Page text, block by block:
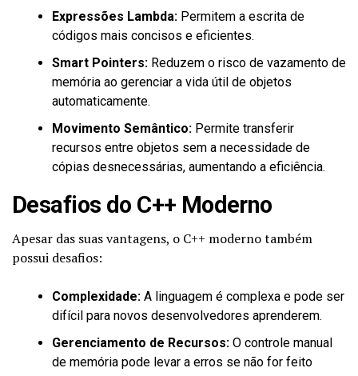
Expressões Lambda: Permitem a escrita de
códigos mais concisos e eficientes.
Smart Pointers: Reduzem o risco de vazamento de
memória ao gerenciar a vida útil de objetos
automaticamente.
Movimento Semântico: Permite transferir
recursos entre objetos sem a necessidade de
cópias desnecessárias, aumentando a eficiência.
Desafios do C++ Moderno
Apesar das suas vantagens, o C++ moderno também
possui desafios:
Complexidade: A linguagem é complexa e pode ser
difícil para novos desenvolvedores aprenderem.
Gerenciamento de Recursos: O controle manual
de memória pode levar a erros se não for feito